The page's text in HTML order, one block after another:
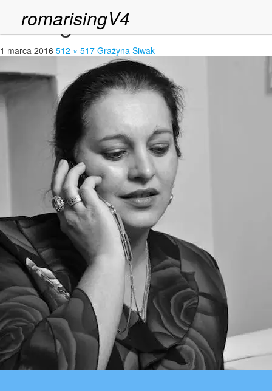
romarisingV4
siwakg1
1 marca 2016 512 × 517 Grażyna Siwak